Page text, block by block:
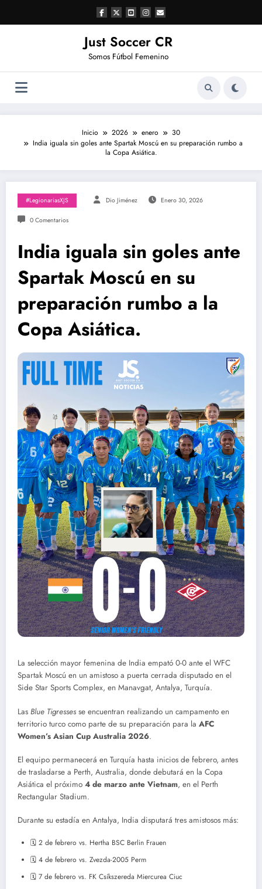
contenido
Just Soccer CR
Somos Fútbol Femenino
Inicio 2026 enero
30
India iguala sin goles ante Spartak Moscú en su preparación rumbo a
la Copa Asiática.
#LegionariasXJS Dio Jiménez Enero 30, 2026
0 Comentarios
India iguala sin goles ante
Spartak Moscú en su
preparación rumbo a la
Copa Asiática.
La selección mayor femenina de India empató 0-0 ante el WFC
Spartak Moscú en un amistoso a puerta cerrada disputado en el
Side Star Sports Complex, en Manavgat, Antalya, Turquía.
Las Blue Tigresses se encuentran realizando un campamento en
territorio turco como parte de su preparación para la AFC
Women’s Asian Cup Australia 2026.
El equipo permanecerá en Turquía hasta inicios de febrero, antes
de trasladarse a Perth, Australia, donde debutará en la Copa
Asiática el próximo 4 de marzo ante Vietnam, en el Perth
Rectangular Stadium.
Durante su estadía en Antalya, India disputará tres amistosos más:
🗓 2 de febrero vs. Hertha BSC Berlin Frauen
🗓 4 de febrero vs. Zvezda-2005 Perm
🗓 7 de febrero vs. FK Csíkszereda Miercurea Ciuc